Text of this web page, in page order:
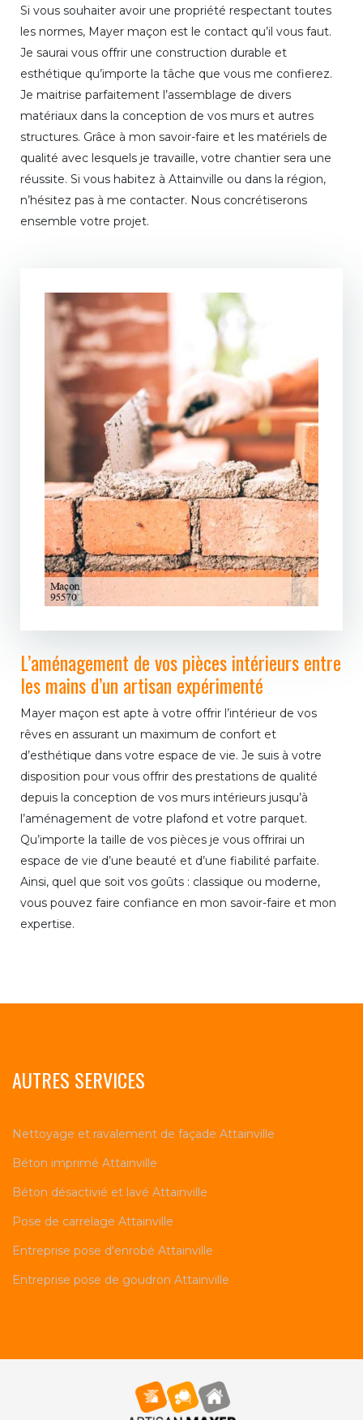
Si vous souhaiter avoir une propriété respectant toutes
les normes, Mayer maçon est le contact qu’il vous faut.
Je saurai vous offrir une construction durable et
esthétique qu’importe la tâche que vous me confierez.
Je maitrise parfaitement l’assemblage de divers
matériaux dans la conception de vos murs et autres
structures. Grâce à mon savoir-faire et les matériels de
qualité avec lesquels je travaille, votre chantier sera une
réussite. Si vous habitez à Attainville ou dans la région,
n’hésitez pas à me contacter. Nous concrétiserons
ensemble votre projet.
L’aménagement de vos pièces intérieurs entre
les mains d’un artisan expérimenté
Mayer maçon est apte à votre offrir l’intérieur de vos
rêves en assurant un maximum de confort et
d’esthétique dans votre espace de vie. Je suis à votre
disposition pour vous offrir des prestations de qualité
depuis la conception de vos murs intérieurs jusqu’à
l’aménagement de votre plafond et votre parquet.
Qu’importe la taille de vos pièces je vous offrirai un
espace de vie d’une beauté et d’une fiabilité parfaite.
Ainsi, quel que soit vos goûts : classique ou moderne,
vous pouvez faire confiance en mon savoir-faire et mon
expertise.
AUTRES SERVICES
Nettoyage et ravalement de façade Attainville
Béton imprimé Attainville
Béton désactivié et lavé Attainville
Pose de carrelage Attainville
Entreprise pose d'enrobé Attainville
Entreprise pose de goudron Attainville